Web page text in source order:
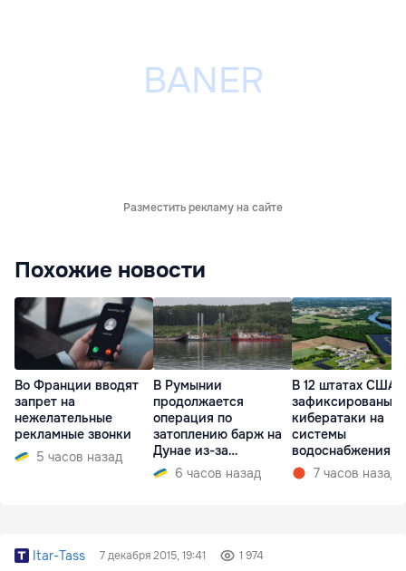
Разместить рекламу на сайте
Похожие новости
Во Франции вводят
запрет на
нежелательные
рекламные звонки
5 часов назад
В Румынии
продолжается
операция по
затоплению барж на
Дунае из-за
ситуации на АЭС
6 часов назад
В 12 штатах США
зафиксированы
кибератаки на
системы
водоснабжения
7 часов назад
Itar-Tass 7 декабря 2015, 19:41 1 974